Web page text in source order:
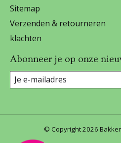
Sitemap
Verzenden & retourneren
klachten
Abonneer je op onze
© Copyright 2026